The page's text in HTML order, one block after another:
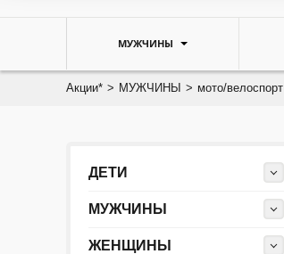
МУЖЧИНЫ
Акции* > МУЖЧИНЫ > мото/велоспорт
ДЕТИ
МУЖЧИНЫ
ЖЕНЩИНЫ